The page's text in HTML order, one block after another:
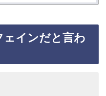
ェインだと言わ